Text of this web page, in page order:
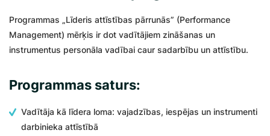
Programmas „Līderis attīstības pārrunās” (Performance
Management) mērķis ir dot vadītājiem zināšanas un
instrumentus personāla vadībai caur sadarbību un attīstību.
Programmas saturs:
Vadītāja kā līdera loma: vajadzības, iespējas un instrumenti
darbinieka attīstībā